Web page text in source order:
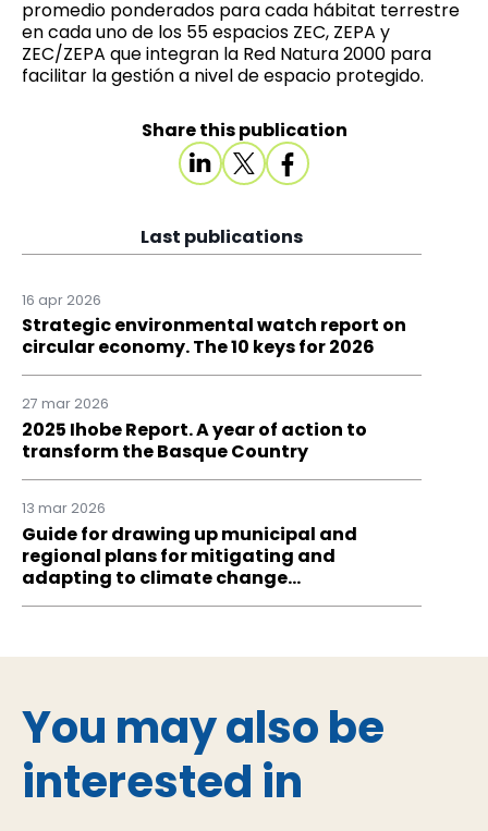
promedio ponderados para cada hábitat terrestre
en cada uno de los 55 espacios ZEC, ZEPA y
ZEC/ZEPA que integran la Red Natura 2000 para
facilitar la gestión a nivel de espacio protegido.
Share this publication
Last publications
16 apr 2026
Strategic environmental watch report on
circular economy. The 10 keys for 2026
27 mar 2026
2025 Ihobe Report. A year of action to
transform the Basque Country
13 mar 2026
Guide for drawing up municipal and
regional plans for mitigating and
adapting to climate change…
You may also be
interested in